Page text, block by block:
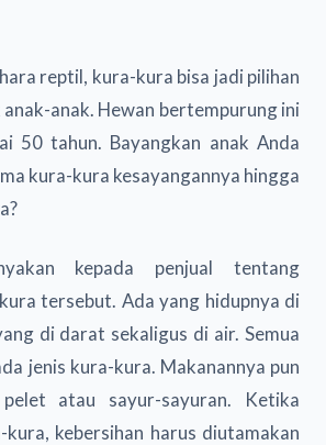
reptil, kura-kura bisa jadi pilihan
anak. Hewan bertempurung ini
50 tahun. Bayangkan anak Anda
kura-kura kesayangannya hingga
kepada penjual tentang
tersebut. Ada yang hidupnya di
di darat sekaligus di air. Semua
jenis kura-kura. Makanannya pun
atau sayur-sayuran. Ketika
kebersihan harus diutamakan